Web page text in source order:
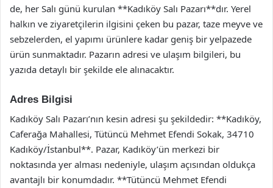
de, her Salı günü kurulan **Kadıköy Salı Pazarı**dır. Yerel
halkın ve ziyaretçilerin ilgisini çeken bu pazar, taze meyve ve
sebzelerden, el yapımı ürünlere kadar geniş bir yelpazede
ürün sunmaktadır. Pazarın adresi ve ulaşım bilgileri, bu
yazıda detaylı bir şekilde ele alınacaktır.
Adres Bilgisi
Kadıköy Salı Pazarı’nın kesin adresi şu şekildedir: **Kadıköy,
Caferağa Mahallesi, Tütüncü Mehmet Efendi Sokak, 34710
Kadıköy/İstanbul**. Pazar, Kadıköy’ün merkezi bir
noktasında yer alması nedeniyle, ulaşım açısından oldukça
avantajlı bir konumdadır. **Tütüncü Mehmet Efendi